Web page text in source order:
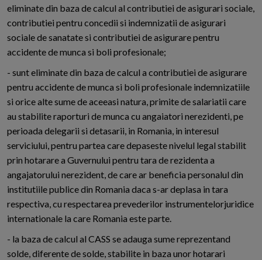
eliminate din baza de calcul al contributiei de asigurari sociale,
contributiei pentru concedii si indemnizatii de asigurari
sociale de sanatate si contributiei de asigurare pentru
accidente de munca si boli profesionale;
- sunt eliminate din baza de calcul a contributiei de asigurare
pentru accidente de munca si boli profesionale indemnizatiile
si orice alte sume de aceeasi natura, primite de salariatii care
au stabilite raporturi de munca cu angaiatori nerezidenti, pe
perioada delegarii si detasarii, in Romania, in interesul
serviciului, pentru partea care depaseste nivelul legal stabilit
prin hotarare a Guvernului pentru tara de rezidenta a
angajatorului nerezident, de care ar beneficia personalul din
institutiile publice din Romania daca s-ar deplasa in tara
respectiva, cu respectarea prevederilor instrumentelorjuridice
internationale la care Romania este parte.
- la baza de calcul al CASS se adauga sume reprezentand
solde, diferente de solde, stabilite in baza unor hotarari